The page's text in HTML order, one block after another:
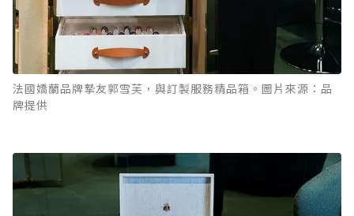
法國嬌蘭品牌摯友郭雪芙，與訂製服務精品箱。圖片來源：品
牌提供